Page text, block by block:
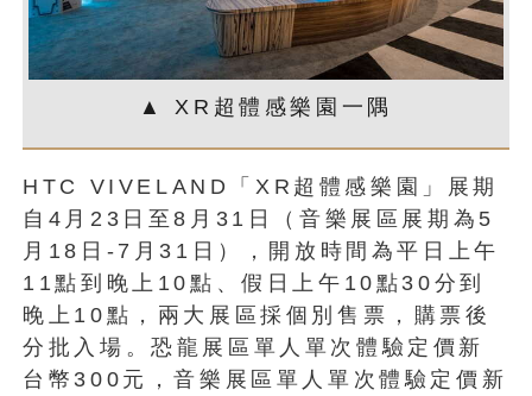
▲ XR超體感樂園一隅
HTC VIVELAND「XR超體感樂園」展期
自4月23日至8月31日（音樂展區展期為5
月18日-7月31日），開放時間為平日上午
11點到晚上10點、假日上午10點30分到
晚上10點，兩大展區採個別售票，購票後
分批入場。恐龍展區單人單次體驗定價新
台幣300元，音樂展區單人單次體驗定價新